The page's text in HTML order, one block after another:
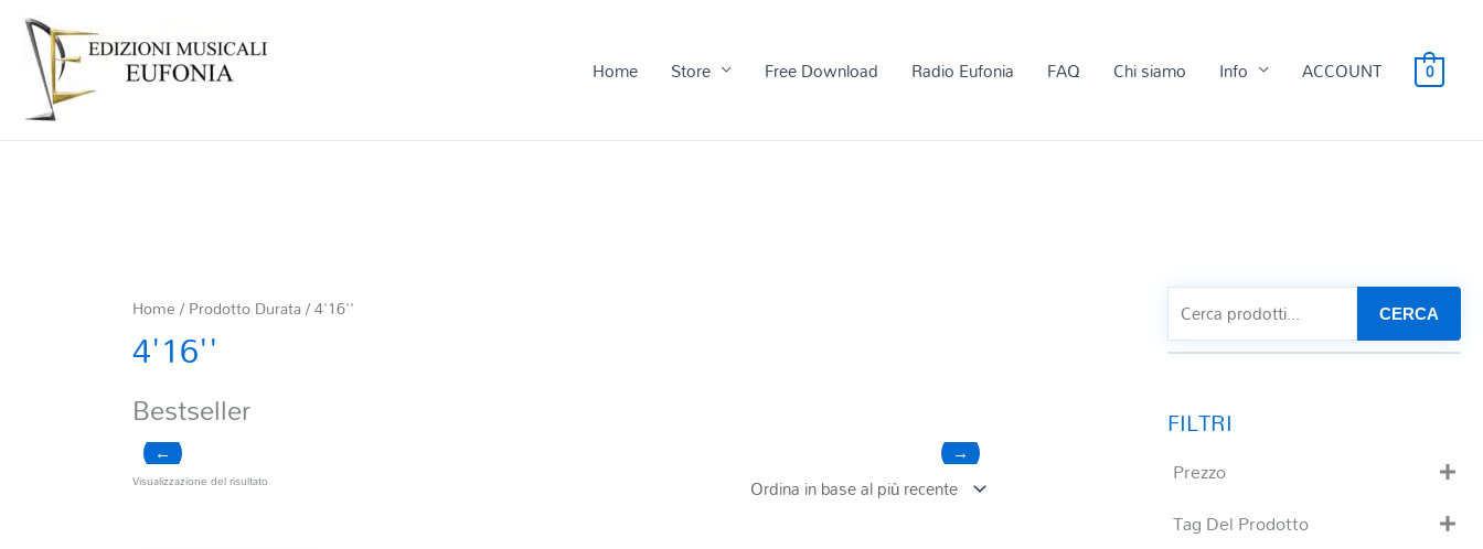
Home Store Free Download Radio Eufonia FAQ Chi siamo Info ACCOUNT 0
Home/ Prodotto Durata / 4'16''
4'16''
Bestseller
← →
Visualizzazione del risultato
CERCA
Prezzo
Tag Del Prodotto